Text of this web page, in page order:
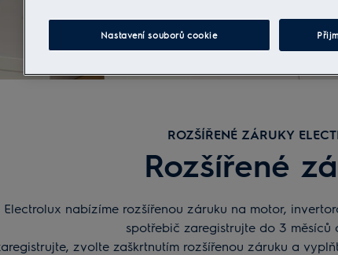
ROZŠÍŘENÉ ZÁRUKY
Rozšířené
nabízíme rozšířenou záruku na motor,
spotřebič zaregistrujte do 3 měsíců
zvolte zaškrtnutím rozšířenou záruku a
Nastavení souborů cookie